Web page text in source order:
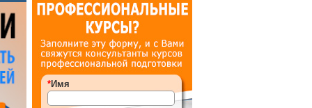
*Имя